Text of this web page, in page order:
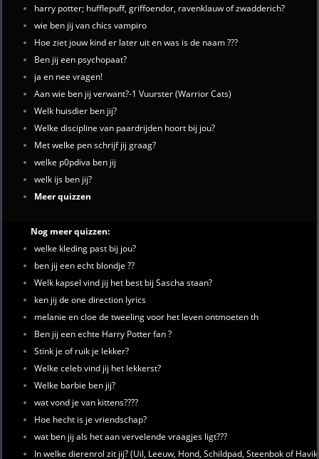
harry potter; hufflepuff, griffoendor, ravenklauw of zwadderich?
wie ben jij van chics vampiro
Hoe ziet jouw kind er later uit en was is de naam ???
Ben jij een psychopaat?
ja en nee vragen!
Aan wie ben jij verwant?-1 Vuurster (Warrior Cats)
Welk huisdier ben jij?
Welke discipline van paardrijden hoort bij jou?
Met welke pen schrijf jij graag?
welke p0pdiva ben jij
welk ijs ben jij?
Meer quizzen
Nog meer quizzen:
welke kleding past bij jou?
ben jij een echt blondje ??
Welk kapsel vind jij het best bij Sascha staan?
ken jij de one direction lyrics
melanie en cloe de tweeling voor het leven ontmoeten th
Ben jij een echte Harry Potter fan ?
Stink je of ruik je lekker?
Welke celeb vind jij het lekkerst?
Welke barbie ben jij?
wat vond je van kittens????
Hoe hecht is je vriendschap?
wat ben jij als het aan vervelende vraagjes ligt???
In welke dierenrol zit jij? (Uil, Leeuw, Hond, Schildpad, Steenbok of